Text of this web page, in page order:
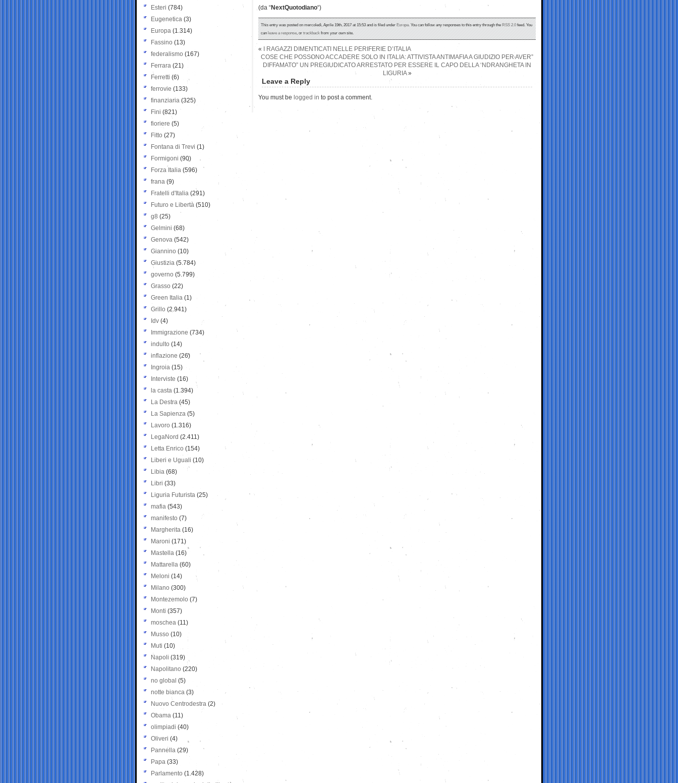
(da “NextQuotodiano“)
This entry was posted on mercoledì, Aprile 19th, 2017 at 15:53 and is filed underEuropa. You can follow any responses to this entry through theRSS 2.0feed. You
canleave a response, ortrackbackfrom your own site.
«
I RAGAZZI DIMENTICATI NELLE PERIFERIE D’ITALIA
COSE CHE POSSONO ACCADERE SOLO IN ITALIA: ATTIVISTA ANTIMAFIA A GIUDIZIO PER AVER”
DIFFAMATO” UN PREGIUDICATO ARRESTATO PER ESSERE IL CAPO DELLA ‘NDRANGHETA IN
LIGURIA»
Leave a Reply
You must be logged in to post a comment.
Esteri (784)
Eugenetica (3)
Europa (1.314)
Fassino (13)
federalismo (167)
Ferrara (21)
Ferretti (6)
ferrovie (133)
finanziaria (325)
Fini (821)
fioriere (5)
Fitto (27)
Fontana di Trevi (1)
Formigoni (90)
Forza Italia (596)
frana (9)
Fratelli d'Italia (291)
Futuro e Libertà (510)
g8 (25)
Gelmini (68)
Genova (542)
Giannino (10)
Giustizia (5.784)
governo (5.799)
Grasso (22)
Green Italia (1)
Grillo (2.941)
Idv (4)
Immigrazione (734)
indulto (14)
inflazione (26)
Ingroia (15)
Interviste (16)
la casta (1.394)
La Destra (45)
La Sapienza (5)
Lavoro (1.316)
LegaNord (2.411)
Letta Enrico (154)
Liberi e Uguali (10)
Libia (68)
Libri (33)
Liguria Futurista (25)
mafia (543)
manifesto (7)
Margherita (16)
Maroni (171)
Mastella (16)
Mattarella (60)
Meloni (14)
Milano (300)
Montezemolo (7)
Monti (357)
moschea (11)
Musso (10)
Muti (10)
Napoli (319)
Napolitano (220)
no global (5)
notte bianca (3)
Nuovo Centrodestra (2)
Obama (11)
olimpiadi (40)
Oliveri (4)
Pannella (29)
Papa (33)
Parlamento (1.428)